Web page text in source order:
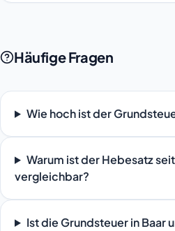
Häufige Fragen
Wie hoch ist der
Warum ist der Hebesatz
vergleichbar?
Ist die Grundsteuer in Baar